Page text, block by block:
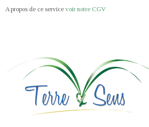
A propos de ce service voir notre CGV